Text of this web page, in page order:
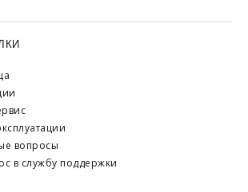
вопросы
в службу поддержки